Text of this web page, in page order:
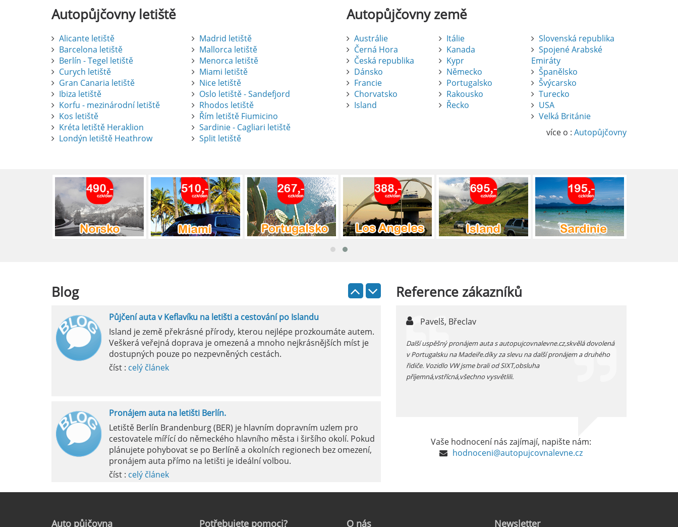
Autopůjčovnyletiště
Alicante letiště
Barcelona letiště
Berlín - Tegel letiště
Curych letiště
Gran Canaria letiště
Ibiza letiště
Korfu - mezinárodní letiště
Kos letiště
Kréta letiště Heraklion
Londýn letiště Heathrow
Madrid letiště
Mallorca letiště
Menorca letiště
Miami letiště
Nice letiště
Oslo letiště - Sandefjord
Rhodos letiště
Řím letiště Fiumicino
Sardinie - Cagliari letiště
Split letiště
Autopůjčovnyzemě
Austrálie
Černá Hora
Česká republika
Dánsko
Francie
Chorvatsko
Island
Itálie
Kanada
Kypr
Německo
Portugalsko
Rakousko
Řecko
Slovenská republika
Spojené Arabské
Emiráty
Španělsko
Švýcarsko
Turecko
USA
Velká Británie
více o : Autopůjčovny
Blog
Pronájem auta na letišti Alicante
Půjčení auta na letišti v Alicante je výborný způsob, jak pohodlně
číst :
celý článek
Pronájem auta na letišti Lefkada: Kompletní průvodce
Půjčení auta na letišti Lefkada je skvělý způsob, jak prozkoumat ostrov
Půjčení auta v Keflavíku na letišti a cestování po Islandu
Island je země překrásné přírody, kterou nejlépe prozkoumáte autem.
Veškerá veřejná doprava je omezená a mnoho nejkrásnějších míst je
dostupných pouze po nezpevněných cestách.
číst : celý článek
Pronájem auta na letišti Berlín.
Letiště Berlín Brandenburg (BER) je hlavním dopravním uzlem pro
cestovatele mířící do německého hlavního města i širšího okolí. Pokud
plánujete pohybovat se po Berlíně a okolních regionech bez omezení,
pronájem auta přímo na letišti je ideální volbou.
číst : celý článek
Letiště Marseille, oficiálně známé jako mezinárodní letiště Marseille-
Referencezákazníků
Milan,
pokud si půjčujete auto v jížním Španělsku zkontrolujte si před
vyzvednutím funkčnost kliamtizace, v létě je tam fakt vedro...
Pavelš, Břeclav
Další uspěšný pronájem auta s autopujcovnalevne.cz,skvělá dovolená
v Portugalsku na Madeiře.díky za slevu na další pronájem a druhého
řidiče. Vozidlo VW jsme brali od SIXT,obsluha
příjemná,vstřícná,všechno vysvětlili.
Vaše hodnocení nás zajímají, napište nám:
hodnoceni@autopujcovnalevne.cz
Auto půjčovna Potřebujetepomoci? O nás Newsletter